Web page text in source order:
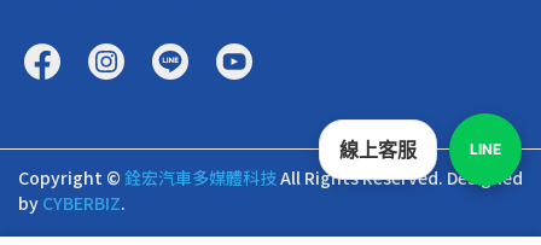
Copyright © 銓宏汽車多媒體科技All Rights Reserved. Designed
by CYBERBIZ.
線上客服 LINE